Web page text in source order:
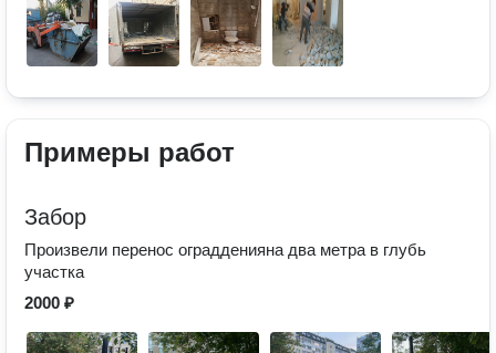
Примеры работ
Забор
Произвели перенос оградденияна два метра в глубь
участка
2000 ₽